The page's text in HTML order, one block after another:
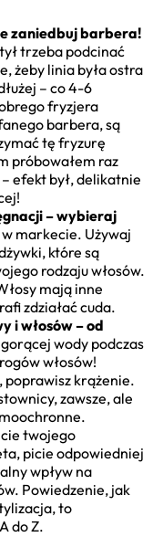
zaniedbuj barbera!
trzeba podcinać
żeby linia była ostra
– co 4-6
fryzjera
barbera, są
tę fryzurę
próbowałem raz
efekt był, delikatnie
– wybieraj
markecie. Używaj
które są
rodzaju włosów.
mają inne
zdziałać cuda.
i włosów – od
wody podczas
włosów!
poprawisz krążenie.
zawsze, ale
twojego
picie odpowiedniej
wpływ na
Powiedzenie, jak
to
do Z.